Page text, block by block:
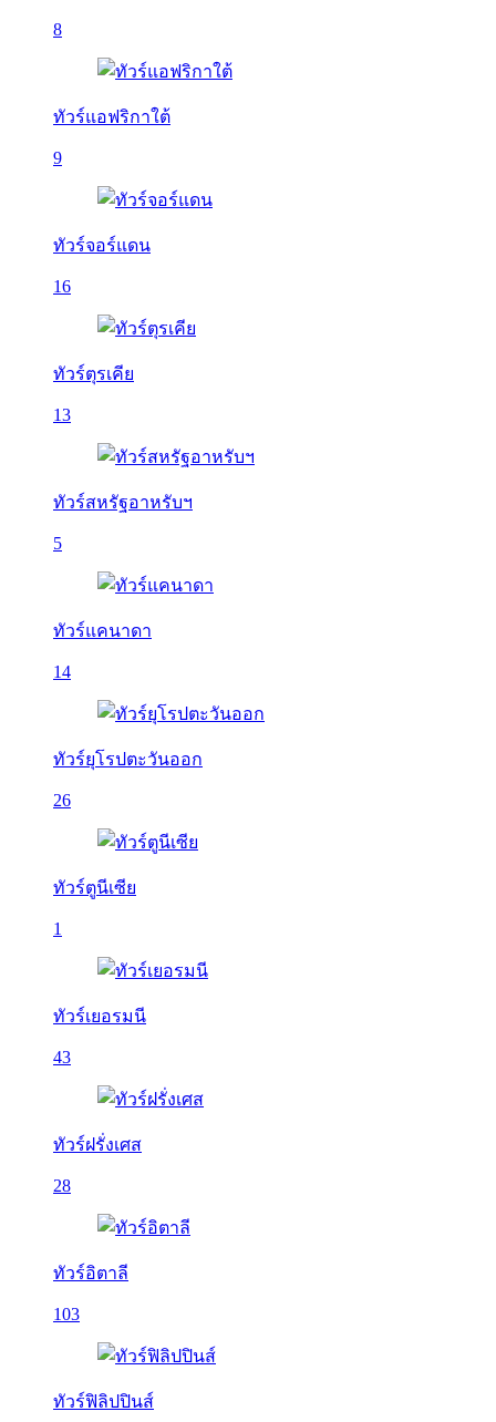
8
ทัวร์แอฟริกาใต้
9
ทัวร์จอร์แดน
16
ทัวร์ตุรเคีย
13
ทัวร์สหรัฐอาหรับฯ
5
ทัวร์แคนาดา
14
ทัวร์ยุโรปตะวันออก
26
ทัวร์ตูนีเซีย
1
ทัวร์เยอรมนี
43
ทัวร์ฝรั่งเศส
28
ทัวร์อิตาลี
103
ทัวร์ฟิลิปปินส์